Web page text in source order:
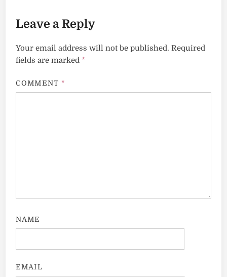
Leave a Reply
Your email address will not be published. Required
fields are marked *
COMMENT *
NAME
EMAIL